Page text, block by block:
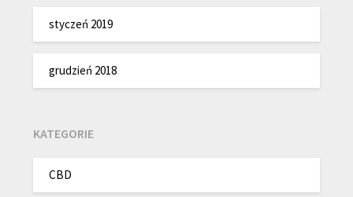
styczeń 2019
grudzień 2018
KATEGORIE
CBD